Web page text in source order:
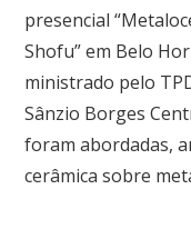
presencial
Shofu” em Belo
ministrado pelo
Sânzio Borges
foram abordadas,
cerâmica sobre